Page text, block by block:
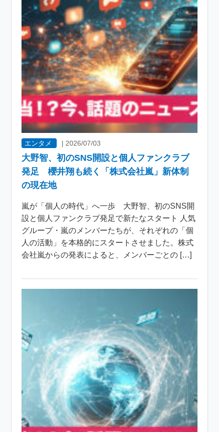
エンタメ | 2026/07/03
大野智、初のSNS開設と個人ファンクラブ
発足 櫻井翔も続く「株式会社嵐」新体制
の現在地
嵐が「個人の時代」へ一歩 大野智、初のSNS開
設と個人ファンクラブ発足で新たなスタート 人気
グループ・嵐のメンバーたちが、それぞれの「個
人の活動」を本格的にスタートさせました。株式
会社嵐からの発表によると、メンバーごとの […]